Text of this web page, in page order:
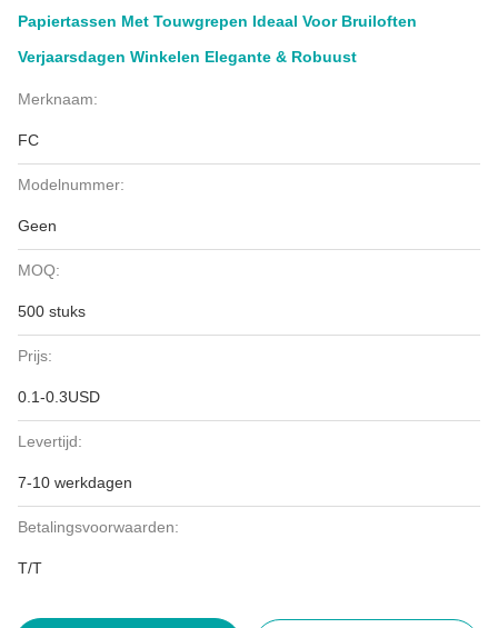
Papiertassen Met Touwgrepen Ideaal Voor Bruiloften
Verjaarsdagen Winkelen Elegante & Robuust
Merknaam:
FC
Modelnummer:
Geen
MOQ:
500 stuks
Prijs:
0.1-0.3USD
Levertijd:
7-10 werkdagen
Betalingsvoorwaarden:
T/T